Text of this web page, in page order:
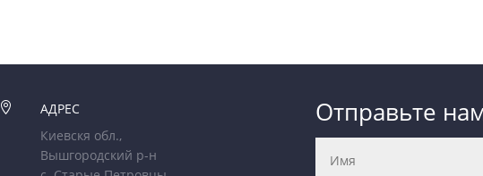

АДРЕС
Киевскя обл.,
Вышгородский р-н
Отправьте